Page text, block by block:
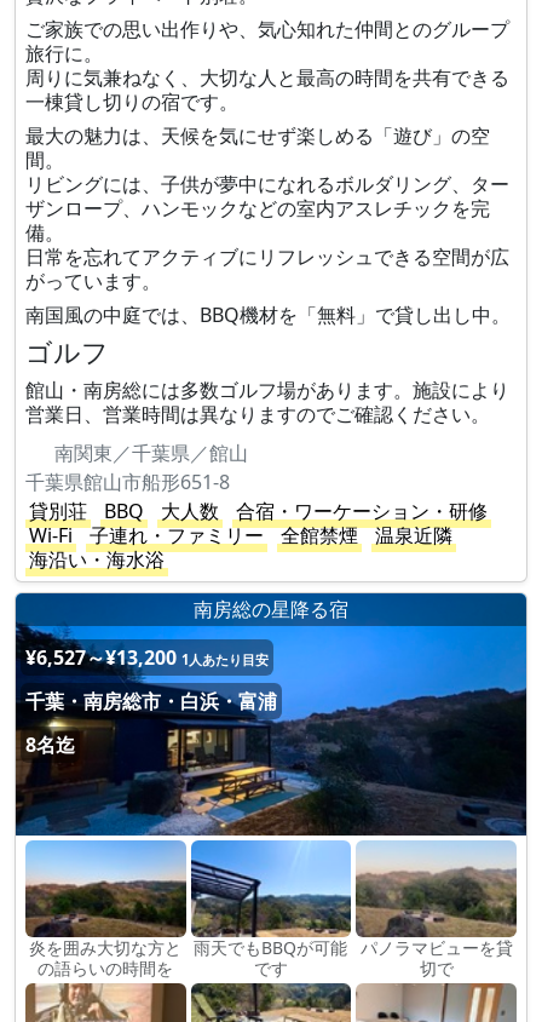
ご家族での思い出作りや、気心知れた仲間とのグループ
旅行に。
周りに気兼ねなく、大切な人と最高の時間を共有できる
一棟貸し切りの宿です。
最大の魅力は、天候を気にせず楽しめる「遊び」の空
間。
リビングには、子供が夢中になれるボルダリング、ター
ザンロープ、ハンモックなどの室内アスレチックを完
備。
日常を忘れてアクティブにリフレッシュできる空間が広
がっています。
南国風の中庭では、BBQ機材を「無料」で貸し出し中。
ゴルフ
館山・南房総には多数ゴルフ場があります。施設により
営業日、営業時間は異なりますのでご確認ください。
南関東／千葉県／館山
千葉県館山市船形651-8
貸別荘
BBQ 大人数
合宿・ワーケーション・研修
Wi-Fi
子連れ・ファミリー 全館禁煙
温泉近隣
海沿い・海水浴
南房総の星降る宿
¥6,527～¥13,200 1人あたり目安
千葉・南房総市・白浜・富浦
8名迄
炎を囲み大切な方と
の語らいの時間を
雨天でもBBQが可能
です
パノラマビューを貸
切で